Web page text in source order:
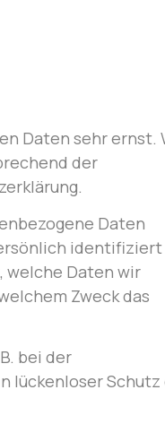
Daten sehr ernst.
der
Daten
identifiziert
welche Daten wir
Zweck das
bei der
lückenloser Schutz